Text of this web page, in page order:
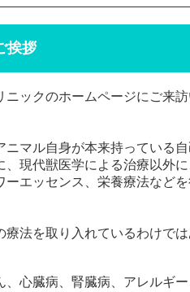
挨拶
ックのホームページにご来
マル自身が本来持っている
現代獣医学による治療以外に
エッセンス、栄養療法など
法を取り入れているわけで
心臓病、腎臓病、アレルギ